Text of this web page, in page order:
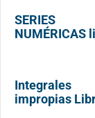
SERIES
NUMÉRICAS
Integrales
impropias